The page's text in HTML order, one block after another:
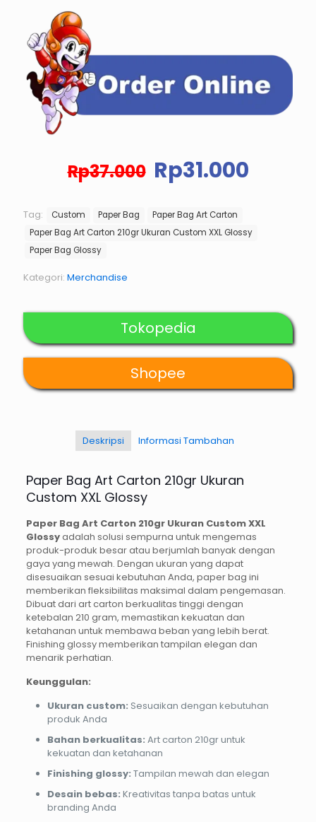
Rp37.000 Harga
aslinya
Rp37.000.
Rp31.000saat
Tag: Custom Paper Bag
Paper Bag Art Carton
Paper Bag Art Carton 210gr Ukuran Custom XXL Glossy
Paper Bag Glossy
Kategori: Merchandise
Tokopedia
Shopee
Deskripsi Informasi Tambahan
Paper Bag Art Carton 210gr Ukuran
Custom XXL Glossy
Paper Bag Art Carton 210gr Ukuran Custom XXL
Glossyadalah solusi sempurna untuk mengemas
produk-produk besar atau berjumlah banyak dengan
gaya yang mewah. Dengan ukuran yang dapat
disesuaikan sesuai kebutuhan Anda, paper bag ini
memberikan fleksibilitas maksimal dalam pengemasan.
Dibuat dari art carton berkualitas tinggi dengan
ketebalan 210 gram, memastikan kekuatan dan
ketahanan untuk membawa beban yang lebih berat.
Finishing glossy memberikan tampilan elegan dan
menarik perhatian.
Keunggulan:
Ukuran custom: Sesuaikan dengan kebutuhan
produk Anda
Bahan berkualitas: Art carton 210gr untuk
kekuatan dan ketahanan
Finishing glossy: Tampilan mewah dan elegan
Desain bebas: Kreativitas tanpa batas untuk
branding Anda